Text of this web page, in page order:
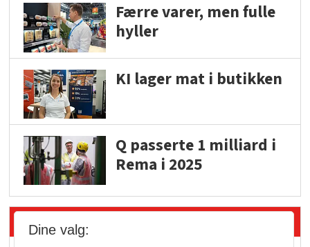
Færre varer, men fulle
hyller
KI lager mat i butikken
Q passerte 1 milliard i
Rema i 2025
Siste artikler - Økologisk
Dine valg: